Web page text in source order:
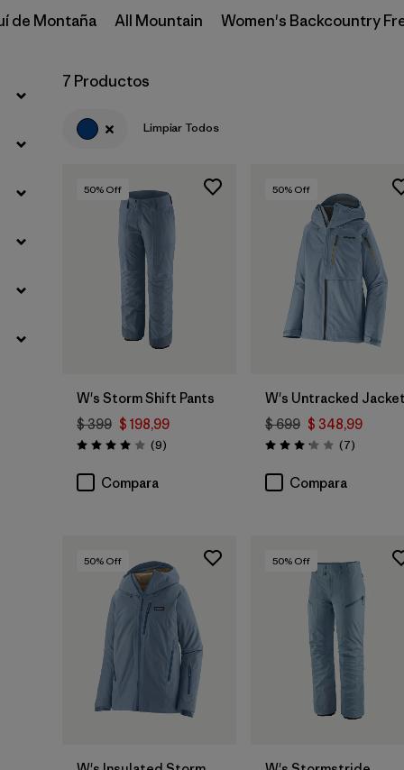
de Montaña All Mountain Women's Backcountry
7 Productos
Limpiar Todos
50% Off
W's Storm Shift Pants
$ 399 $ 198,99
Valoración: 4.0 / 5
(9Comentarios
)
Compara
50% Off
W's Untracked Jacket
$ 699 $ 348,99
Valoración: 3.1 / 5
(7)
Compara
50% Off 50% Off